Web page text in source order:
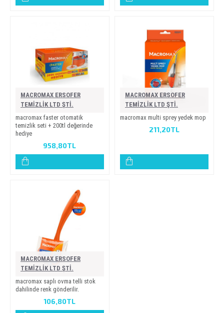
MACROMAX ERSOFER
TEMİZLİK LTD ŞTİ.
macromax faster otomati̇k
temi̇zli̇k seti̇ + 200tl değeri̇nde
hedi̇ye
958,80TL
MACROMAX ERSOFER
TEMİZLİK LTD ŞTİ.
macromax multi̇ sprey yedek mop
211,20TL
MACROMAX ERSOFER
TEMİZLİK LTD ŞTİ.
macromax sapli ovma telli̇ stok
dahi̇li̇nde renk gönderi̇li̇r.
106,80TL